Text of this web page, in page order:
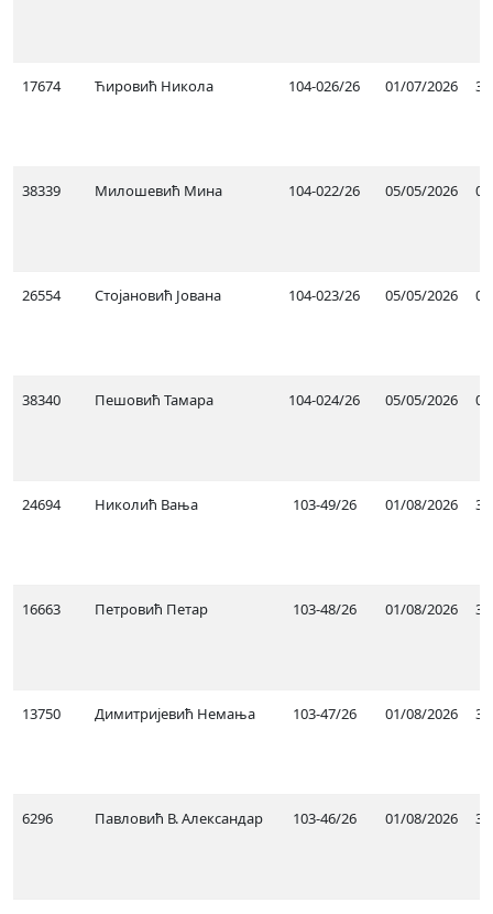
17674 Ћировић Никола 104-026/26 01/07/2026
38339 Милошевић Мина 104-022/26 05/05/2026
26554 Стојановић Јована 104-023/26 05/05/2026
38340 Пешовић Тамара 104-024/26 05/05/2026
24694 Николић Вања 103-49/26 01/08/2026
16663 Петровић Петар 103-48/26 01/08/2026
13750 Димитријевић Немања 103-47/26 01/08/2026
6296 Павловић В. Александар 103-46/26 01/08/2026